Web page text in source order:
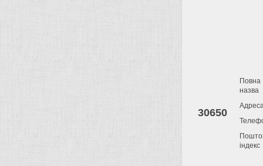
30650
Повна
назва
індекс